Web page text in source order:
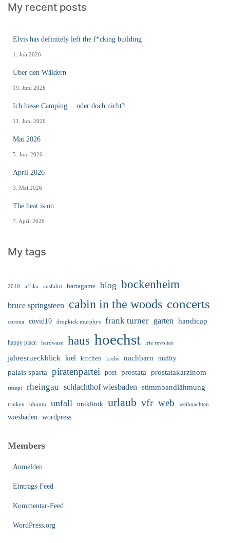
My recent posts
Elvis has definitely left the f*cking building
1. Juli 2026
Über den Wäldern
19. Juni 2026
Ich hasse Camping… oder doch nicht?
11. Juni 2026
Mai 2026
5. Juni 2026
April 2026
3. Mai 2026
The heat is on
7. April 2026
My tags
2010 afrika ausfahrt bartagame blog bockenheim
bruce springsteen cabin in the woods concerts
corona covid19 dropkick murphys frank turner garten handicap
happy place hardware haus hoechst irie revoltes
jahresrueckblick kiel kitchen krebs nachbarn nudity
palais sparta piratenpartei post prostata prostatakarzinom
rezept rheingau schlachthof wiesbaden stimmbandlähmung
trinken ubuntu unfall uniklinik urlaub vfr web weihnachten
wiesbaden wordpress
Members
Anmelden
Eintrags-Feed
Kommentar-Feed
WordPress.org